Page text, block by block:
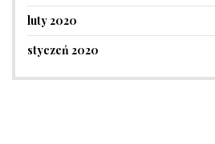
luty 2020
styczeń 2020